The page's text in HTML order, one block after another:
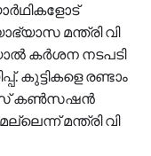
മന്ത്രി വി
കർശന നടപടി
കുട്ടികളെ രണ്ടാം
ബസ് കൺസഷൻ
മന്ത്രി വി